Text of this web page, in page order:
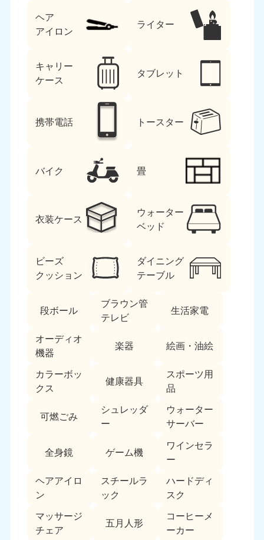
ヘア
アイロン
ライター
キャリー
ケース
タブレット
携帯電話 トースター
バイク 畳
衣装ケース
ウォーター
ベッド
ビーズ
クッション
ダイニング
テーブル
段ボール
ブラウン管
テレビ
生活家電
オーディオ
機器
楽器 絵画・油絵
カラーボッ
クス
健康器具
スポーツ用
品
可燃ごみ
シュレッダ
ー
ウォーター
サーバー
全身鏡 ゲーム機
ワインセラ
ー
ヘアアイロ
ン
スチールラ
ック
ハードディ
スク
マッサージ
チェア
五月人形
コーヒーメ
ーカー
北海道・東北
050-1881-5277
9:00〜19:00 年中無休
050-1881-5276
9:00〜19:00 年中無休
岩手県
9:00〜19:00 年中無休 9:00〜19:00 年中無休
050-1881-5273
9:00〜19:00 年中無休
050-1881-5272
9:00〜19:00 年中無休